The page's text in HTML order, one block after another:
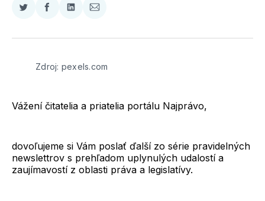
Zdieľať
Twitter
Zdieľať
Facebooku
Zdieľať
LinkedIne
Zdieľať
E-
Zdroj: pexels.com
Vážení čitatelia a priatelia portálu Najprávo,
dovoľujeme si Vám poslať ďalší zo série pravidelných
newslettrov s prehľadom uplynulých udalostí a
zaujímavostí z oblasti práva a legislatívy.